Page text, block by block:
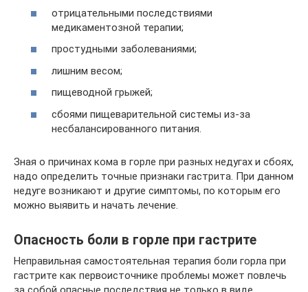
отрицательными последствиями
медикаментозной терапии;
простудными заболеваниями;
лишним весом;
пищеводной грыжей;
сбоями пищеварительной системы из-за
несбалансированного питания.
Зная о причинах кома в горле при разных недугах и сбоях,
надо определить точные признаки гастрита. При данном
недуге возникают и другие симптомы, по которым его
можно выявить и начать лечение.
Опасность боли в горле при гастрите
Неправильная самостоятельная терапия боли горла при
гастрите как первоисточнике проблемы может повлечь